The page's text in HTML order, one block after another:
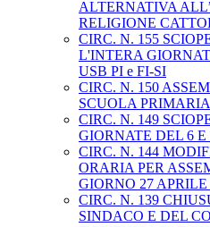
ALTERNATIVA
RELIGIONE
CIRC. N. 155
L'INTERA
USB PI e FI-SI
CIRC. N. 150
SCUOLA PRIMARIA
CIRC. N. 149
GIORNATE DEL 6
CIRC. N. 144
ORARIA PER
GIORNO 27 APRILE
CIRC. N. 139
SINDACO E DEL